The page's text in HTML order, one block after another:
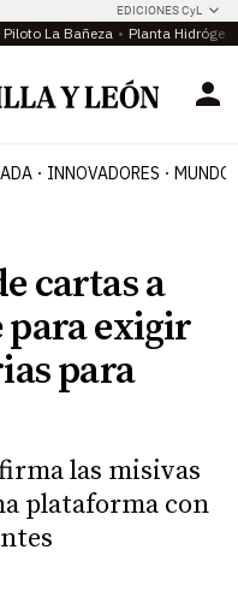
EDICIONES CyL
Piloto La Bañeza Planta
INNOVADORES MUNDO
cartas a
para exigir
para
las misivas
plataforma con